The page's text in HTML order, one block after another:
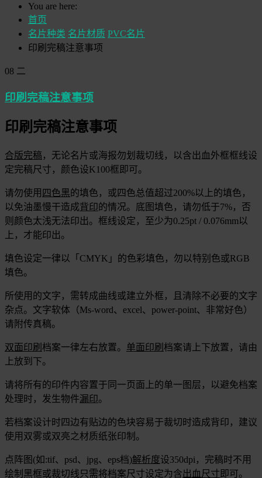
You are here:
首页
名片种类 名片材质 PVC名片
印刷完稿注意事项
08 二
印刷完稿注意事项
印刷完稿注意事项
合版完稿 ，无论名片或海报勿划裁切线，以含出血外框框线设
定完稿尺寸，颜色设K100框即可。
请勿使用 四色黑的填色，或四色总值超过200%以上的填色，
以免油墨慢干造成背印的情况。底图填色，请勿低于7%，否
则颜色太浅无法印出。框线设定，至少为0.25pt / 0.076mm以
上，才能印出。
填色设定一律以「CMYK」的色彩填色，勿以特别色或RGB
填色。
所使用的文字，需转成曲线或建立外框，且清除不必要的文字
杂点。文字软体（Ms-word、excel、power-point、非常好色）
请附传真稿。
双面印刷 档案一律左右放置。 单面印刷 档案请上下放置，请由
上放到下。
请将所有的印件内容置于同一页面上的单一图层，以避免档案
处理时，发生物件漏印。
若档案设计时四边有贴边的​​色块容易于裁切时造成背印，建议
使用双雾或双亮之材质纸张印制。
点阵图(如:tif、psd、jpg、eps档)解析度设350dpi，完稿时不用
绘制黑框或裁切线只需将档案尺寸设定为含出血尺寸 即可。